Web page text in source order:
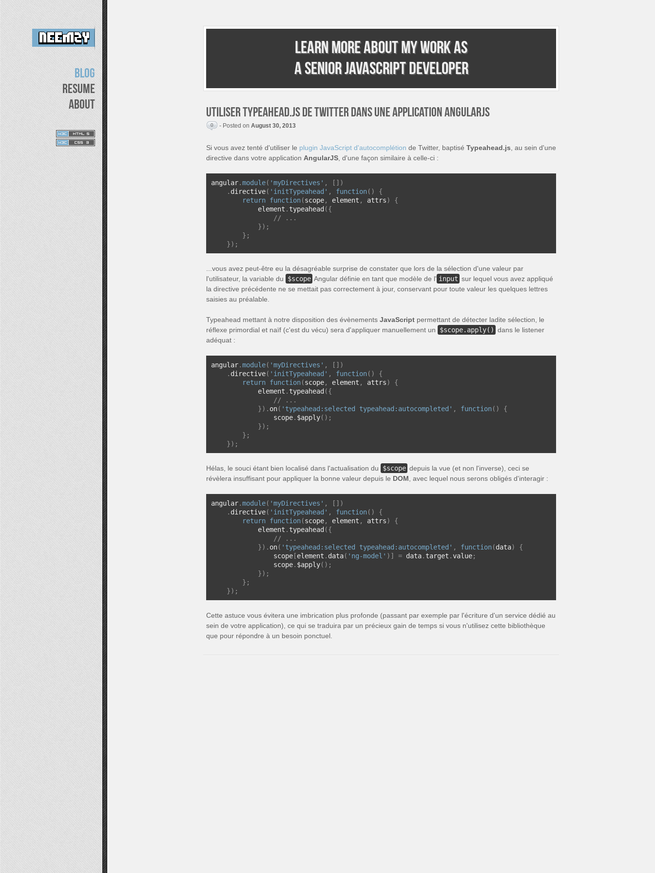
Blog
Resume
About
Learn more about my work as
a senior JavaScript developer
Utiliser Typeahead.js de Twitter dans une application AngularJS
0 - Posted on August 30, 2013
Si vous avez tenté d'utiliser le plugin JavaScript d'autocomplétion de Twitter, baptisé Typeahead.js , au sein d'une
directive dans votre application AngularJS , d'une façon similaire à celle-ci :
angular.module( 'myDirectives' ,
[])
. directive( 'initTypeahead' , function()
{
return function(scope, element , attrs)
{
            element
. typeahead ({
// ...
});
};
});
...vous avez peut-être eu la désagréable surprise de constater que lors de la sélection d'une valeur par
l'utilisateur, la variable du
$scope Angular définie en tant que modèle de l' input sur lequel vous avez appliqué
la directive précédente ne se mettait pas correctement à jour, conservant pour toute valeur les quelques lettres
saisies au préalable.
Typeahead mettant à notre disposition des évènements JavaScript permettant de détecter ladite sélection, le
réflexe primordial et naïf (c'est du vécu) sera d'appliquer manuellement un
$scope.apply() dans le listener
adéquat :
angular.module( 'myDirectives' ,
[])
. directive( 'initTypeahead' , function()
{
return function(scope, element , attrs)
{
            element
. typeahead ({
// ...
}). on( 'typeahead:selected typeahead:autocompleted' , function()
{
                scope
. $apply();
});
};
});
Hélas, le souci étant bien localisé dans l'actualisation du $scope depuis la vue (et non l'inverse), ceci se
révèlera insuffisant pour appliquer la bonne valeur depuis le DOM , avec lequel nous serons obligés d'interagir :
angular.module( 'myDirectives' ,
[])
. directive( 'initTypeahead' , function()
{
return function(scope, element , attrs)
{
            element
. typeahead ({
// ...
}). on( 'typeahead:selected typeahead:autocompleted' , function(data)
{
                scope
[element . data( 'ng-model' )] = data. target .value;
                scope
. $apply();
});
};
});
Cette astuce vous évitera une imbrication plus profonde (passant par exemple par l'écriture d'un service dédié au
sein de votre application), ce qui se traduira par un précieux gain de temps si vous n'utilisez cette bibliothèque
que pour répondre à un besoin ponctuel.